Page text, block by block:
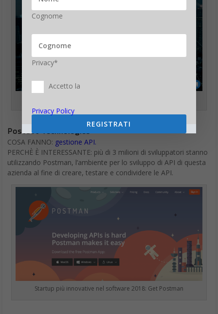
Postdot Technologies
COSA FANNO: gestione API.
PERCHÈ È INTERESSANTE: più di 3 milioni di sviluppatori stanno
utilizzando Postman, l’ambiente per lo sviluppo di API di questa
azienda al fine di creare, testare e condividere le API.
Startup più innovative nel software 2018: Get Postman
Cognome
Privacy*
Accetto la
Privacy Policy
REGISTRATI